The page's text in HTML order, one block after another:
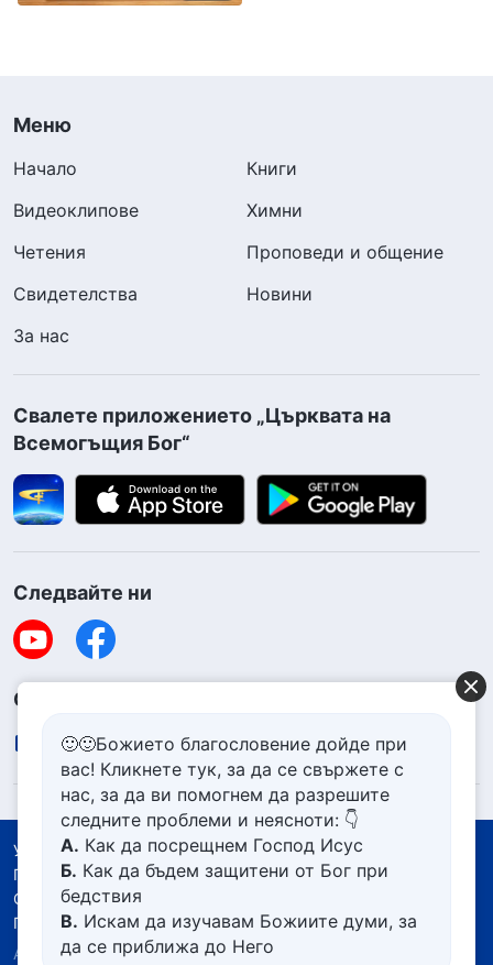
Меню
Начало
Книги
Видеоклипове
Химни
Четения
Проповеди и общение
Свидетелства
Новини
За нас
Свалете приложението „Църквата на
Всемогъщия Бог“
Следвайте ни
Свържете се с нас
contact.bg@godfootsteps.org
Условия за ползване
Политика за поверителност
Със съдействието на
Политика за бисквитките
Авторско право © 2026 Църквата на Всемогъщия
🙂🙂Божието благословение дойде при
вас! Кликнете тук, за да се свържете с
нас, за да ви помогнем да разрешите
следните проблеми и неясноти: 👇
А. Как да посрещнем Господ Исус
Б. Как да бъдем защитени от Бог при
бедствия
В. Искам да изучавам Божиите думи, за
да се приближа до Него